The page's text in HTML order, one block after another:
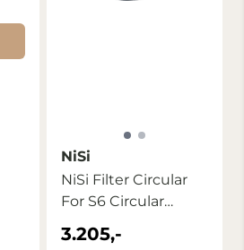
NiSi
NiSi Filter Circular
For S6 Circular
Polarizer ...
3.205,-